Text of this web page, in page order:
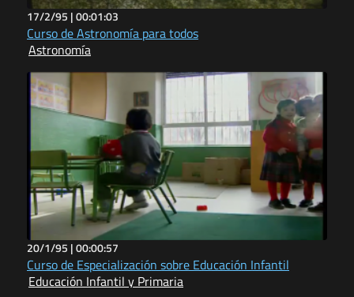
17/2/95 |00:01:03
Curso de Astronomía para todos
Astronomía
20/1/95 |00:00:57
Curso de Especialización sobre Educación Infantil
Educación Infantil y Primaria